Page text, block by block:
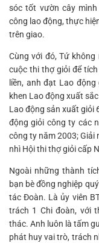
sóc tốt vườn cây
công lao động, thực
trên giao.
Cùng với đó, Tứ
cuộc thi thợ giỏi để
liền, anh đạt Lao
khen Lao động xuất
Lao động sản xuất giỏi
động giỏi công ty các
công ty năm 2003; Giải
nhì Hội thi thợ giỏi cấp
Ngoài những thành
bạn bè đồng nghiệp
tác Đoàn. Là ủy viên
trách 1 Chi đoàn, với
thác. Anh luôn là tấm
phát huy vai trò, trách